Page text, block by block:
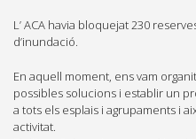
L’ ACA havia bloquejat 230
d’inundació.
En aquell moment, ens vam
possibles solucions i establir un
a tots els esplais i agrupaments i
activitat.